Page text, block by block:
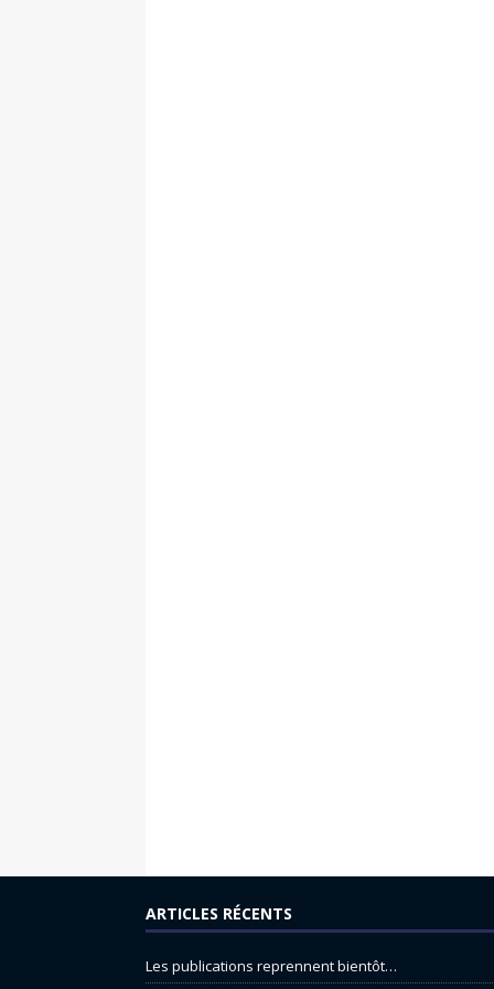
ARTICLES RÉCENTS
Les publications reprennent bientôt…